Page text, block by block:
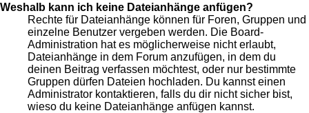
Weshalb kann ich keine Dateianhänge anfügen?
Rechte für Dateianhänge können für Foren, Gruppen und
einzelne Benutzer vergeben werden. Die Board-
Administration hat es möglicherweise nicht erlaubt,
Dateianhänge in dem Forum anzufügen, in dem du
deinen Beitrag verfassen möchtest, oder nur bestimmte
Gruppen dürfen Dateien hochladen. Du kannst einen
Administrator kontaktieren, falls du dir nicht sicher bist,
wieso du keine Dateianhänge anfügen kannst.